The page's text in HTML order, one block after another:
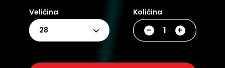
Veličina
28
Količina
- +